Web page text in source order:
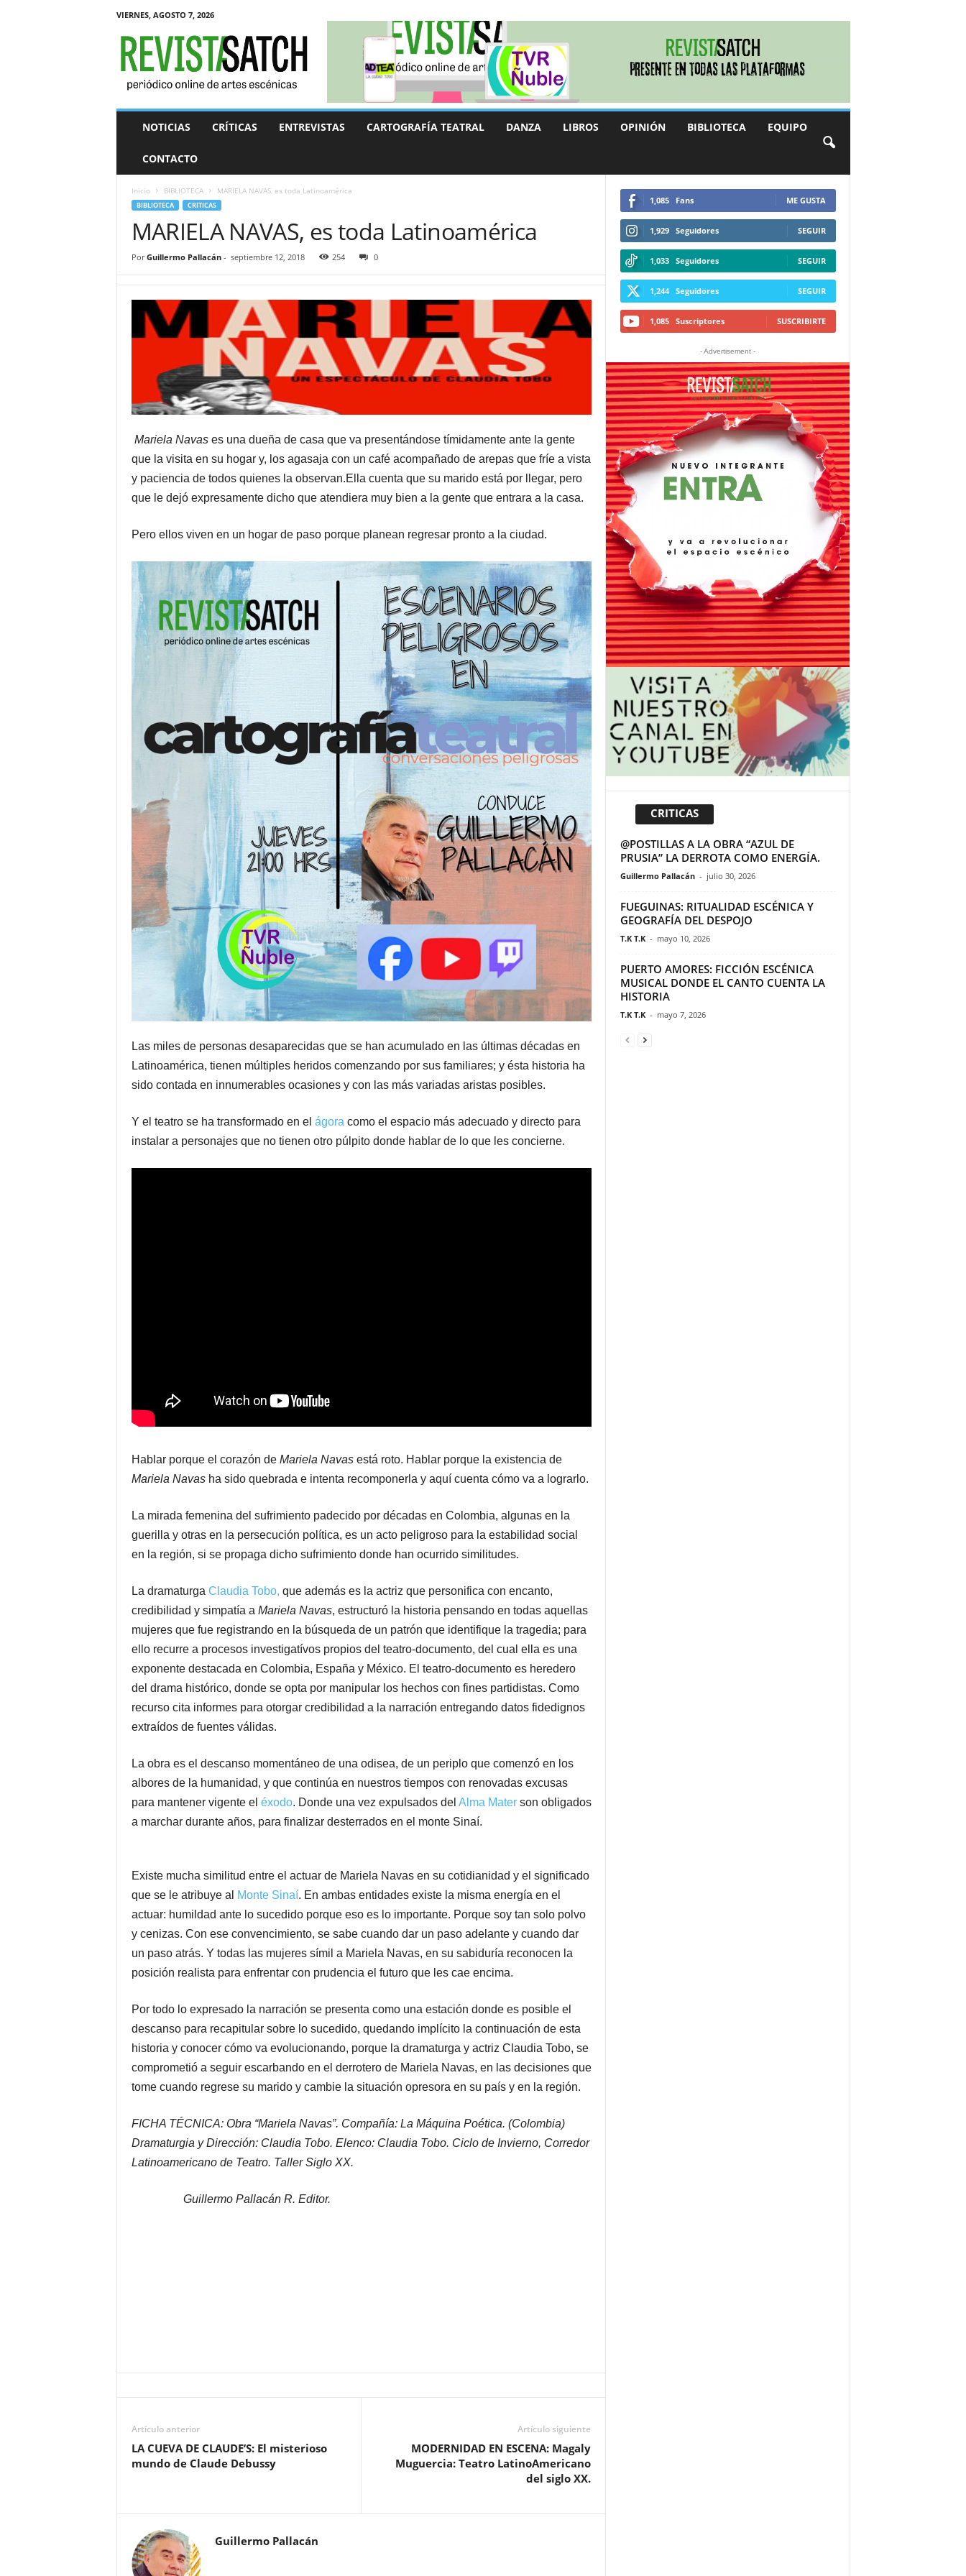
VIERNES, AGOSTO 7, 2026
NOTICIAS CRÍTICAS ENTREVISTAS CARTOGRAFÍA TEATRAL DANZA LIBROS OPINIÓN BIBLIOTECA EQUIPO
CONTACTO
Inicio BIBLIOTECA MARIELA NAVAS, es toda Latinoamérica
BIBLIOTECA CRITICAS
MARIELA NAVAS, es toda Latinoamérica
Por Guillermo Pallacán- septiembre 12, 2018 254 0
Mariela Navases una dueña de casa que va presentándose tímidamente ante la gente
que la visita en su hogar y, los agasaja con un café acompañado de arepas que fríe a vista
y paciencia de todos quienes la observan.Ella cuenta que su marido está por llegar, pero
que le dejó expresamente dicho que atendiera muy bien a la gente que entrara a la casa.
Pero ellos viven en un hogar de paso porque planean regresar pronto a la ciudad.
Las miles de personas desaparecidas que se han acumulado en las últimas décadas en
Latinoamérica, tienen múltiples heridos comenzando por sus familiares; y ésta historia ha
sido contada en innumerables ocasiones y con las más variadas aristas posibles.
Y el teatro se ha transformado en el ágora como el espacio más adecuado y directo para
instalar a personajes que no tienen otro púlpito donde hablar de lo que les concierne.
Hablar porque el corazón de Mariela Navasestá roto. Hablar porque la existencia de
Mariela Navasha sido quebrada e intenta recomponerla y aquí cuenta cómo va a lograrlo.
La mirada femenina del sufrimiento padecido por décadas en Colombia, algunas en la
guerilla y otras en la persecución política, es un acto peligroso para la estabilidad social
en la región, si se propaga dicho sufrimiento donde han ocurrido similitudes.
La dramaturga Claudia Tobo, que además es la actriz que personifica con encanto,
credibilidad y simpatía a Mariela Navas, estructuró la historia pensando en todas aquellas
mujeres que fue registrando en la búsqueda de un patrón que identifique la tragedia; para
ello recurre a procesos investigatívos propios del teatro-documento, del cual ella es una
exponente destacada en Colombia, España y México. El teatro-documento es heredero
del drama histórico, donde se opta por manipular los hechos con fines partidistas. Como
recurso cita informes para otorgar credibilidad a la narración entregando datos fidedignos
extraídos de fuentes válidas.
La obra es el descanso momentáneo de una odisea, de un periplo que comenzó en los
albores de la humanidad, y que continúa en nuestros tiempos con renovadas excusas
para mantener vigente el éxodo. Donde una vez expulsados del Alma Materson obligados
a marchar durante años, para finalizar desterrados en el monte Sinaí.
Existe mucha similitud entre el actuar de Mariela Navas en su cotidianidad y el significado
que se le atribuye al
Monte Sinaí. En ambas entidades existe la misma energía en el
actuar: humildad ante lo sucedido porque eso es lo importante. Porque soy tan solo polvo
y cenizas. Con ese convencimiento, se sabe cuando dar un paso adelante y cuando dar
un paso atrás. Y todas las mujeres símil a Mariela Navas, en su sabiduría reconocen la
posición realista para enfrentar con prudencia el futuro que les cae encima.
Por todo lo expresado la narración se presenta como una estación donde es posible el
descanso para recapitular sobre lo sucedido, quedando implícito la continuación de esta
historia y conocer cómo va evolucionando, porque la dramaturga y actriz Claudia Tobo, se
comprometió a seguir escarbando en el derrotero de Mariela Navas, en las decisiones que
tome cuando regrese su marido y cambie la situación opresora en su país y en la región.
FICHA TÉCNICA: Obra “Mariela Navas”. Compañía: La Máquina Poética. (Colombia)
Dramaturgia y Dirección: Claudia Tobo. Elenco: Claudia Tobo. Ciclo de Invierno, Corredor
Latinoamericano de Teatro. Taller Siglo XX.
Guillermo Pallacán R. Editor.
Artículo anterior
LA CUEVA DE CLAUDE’S: El misterioso
mundo de Claude Debussy
Artículo siguiente
MODERNIDAD EN ESCENA: Magaly
Muguercia: Teatro LatinoAmericano
del siglo XX.
Guillermo Pallacán
1,085 Fans ME GUSTA
1,929 Seguidores SEGUIR
1,033 Seguidores SEGUIR
1,244 Seguidores SEGUIR
1,085 Suscriptores SUSCRIBIRTE
- Advertisement -
CRITICAS
@POSTILLAS A LA OBRA “AZUL DE
PRUSIA” LA DERROTA COMO ENERGÍA.
Guillermo Pallacán - julio 30, 2026
FUEGUINAS: RITUALIDAD ESCÉNICA Y
GEOGRAFÍA DEL DESPOJO
T.K T.K - mayo 10, 2026
PUERTO AMORES: FICCIÓN ESCÉNICA
MUSICAL DONDE EL CANTO CUENTA LA
HISTORIA
T.K T.K - mayo 7, 2026